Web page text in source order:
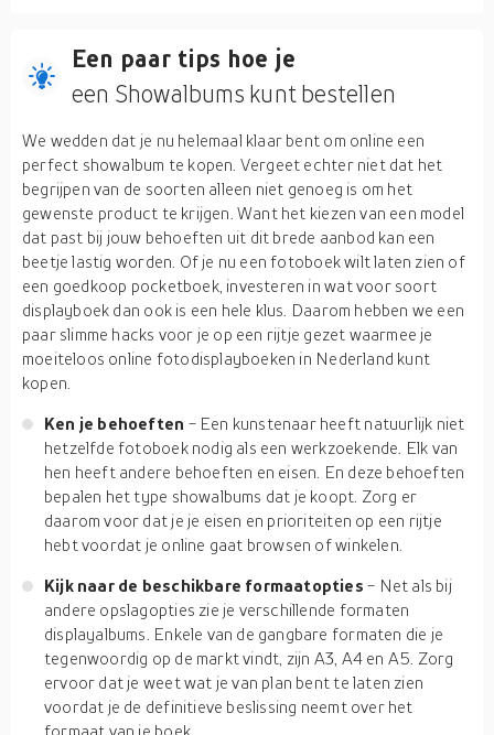
Een paar tips hoe je
een Showalbums kunt bestellen
We wedden dat je nu helemaal klaar bent om online een
perfect showalbum te kopen. Vergeet echter niet dat het
begrijpen van de soorten alleen niet genoeg is om het
gewenste product te krijgen. Want het kiezen van een model
dat past bij jouw behoeften uit dit brede aanbod kan een
beetje lastig worden. Of je nu een fotoboek wilt laten zien of
een goedkoop pocketboek, investeren in wat voor soort
displayboek dan ook is een hele klus. Daarom hebben we een
paar slimme hacks voor je op een rijtje gezet waarmee je
moeiteloos online fotodisplayboeken in Nederland kunt
kopen.
Ken je behoeften - Een kunstenaar heeft natuurlijk niet
hetzelfde fotoboek nodig als een werkzoekende. Elk van
hen heeft andere behoeften en eisen. En deze behoeften
bepalen het type showalbums dat je koopt. Zorg er
daarom voor dat je je eisen en prioriteiten op een rijtje
hebt voordat je online gaat browsen of winkelen.
Kijk naar de beschikbare formaatopties- Net als bij
andere opslagopties zie je verschillende formaten
displayalbums. Enkele van de gangbare formaten die je
tegenwoordig op de markt vindt, zijn A3, A4 en A5. Zorg
ervoor dat je weet wat je van plan bent te laten zien
voordat je de definitieve beslissing neemt over het
formaat van je boek.